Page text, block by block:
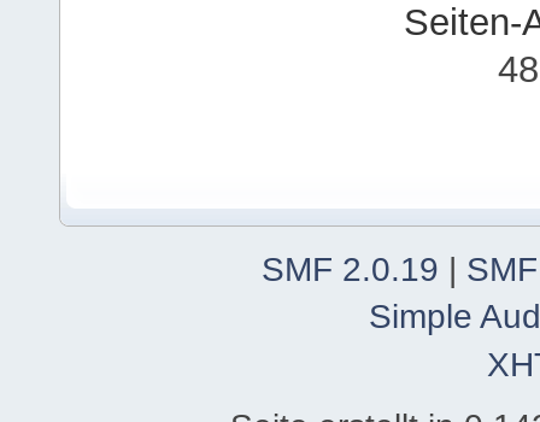
Seiten-
SMF 2.0.19
Simple